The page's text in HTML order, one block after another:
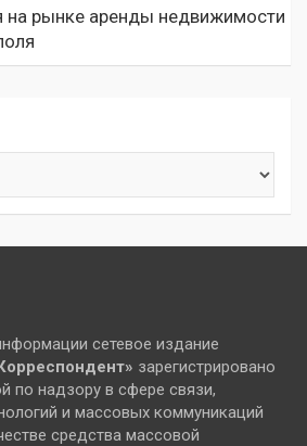
на рынке аренды недвижимости
сетевое издание
зарегистрировано
по надзору в сфере связи,
и массовых коммуникаций
средства массовой